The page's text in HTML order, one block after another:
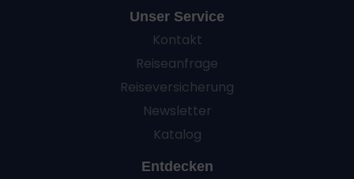
Unser Service
Kontakt
Reiseanfrage
Reiseversicherung
Newsletter
Katalog
Entdecken